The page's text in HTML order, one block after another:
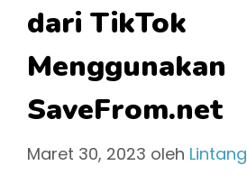
dari TikTok
Menggunakan
SaveFrom.net
Maret 30, 2023 oleh Lintang